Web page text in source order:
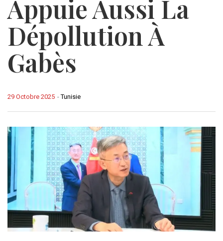
Appuie Aussi La
Dépollution À
Gabès
-Tunisie
29 Octobre 2025